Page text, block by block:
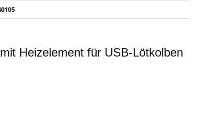
Heizelement für USB-Lötkolben